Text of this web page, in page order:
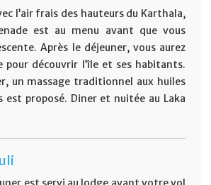
l’air frais des hauteurs du Karthala,
est au menu avant que vous
Après le déjeuner, vous aurez
pour découvrir l’île et ses habitants.
un massage traditionnel aux huiles
est proposé. Diner et nuitée au Laka